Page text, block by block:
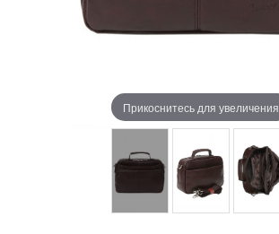
Прикоснитесь для увеличения